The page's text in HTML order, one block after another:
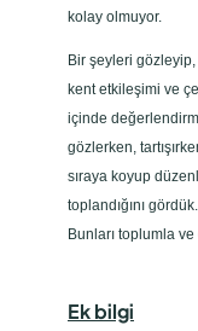
kolay olmuyor.
Bir şeyleri
kent etkileşimi ve
içinde
gözlerken,
sıraya koyup
toplandığını
Bunları toplumla
Ek bilgi